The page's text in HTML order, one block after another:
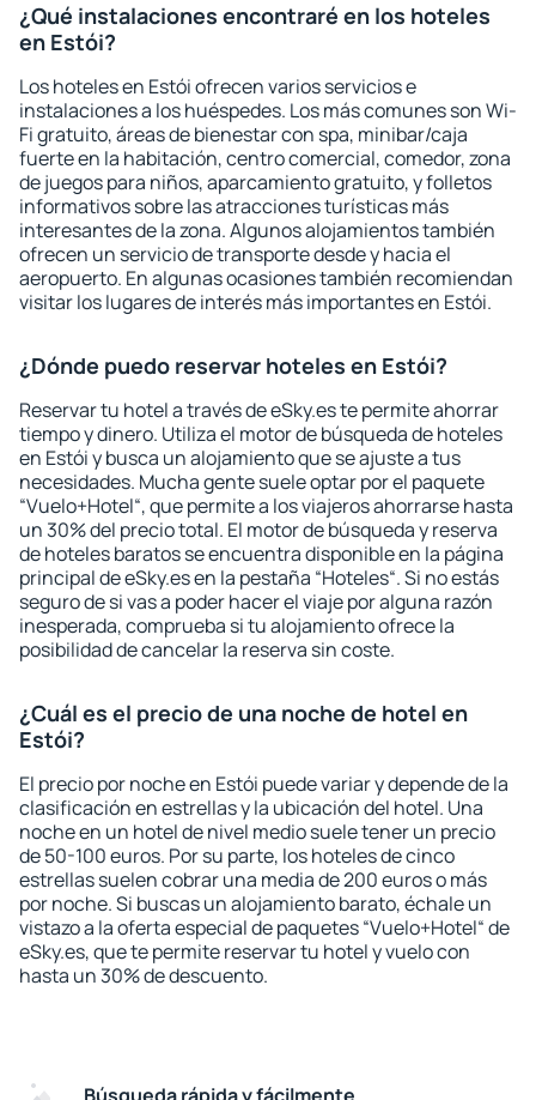
¿Qué instalaciones encontraré en los hoteles
en Estói?
Los hoteles en Estói ofrecen varios servicios e
instalaciones a los huéspedes. Los más comunes son Wi-
Fi gratuito, áreas de bienestar con spa, minibar/caja
fuerte en la habitación, centro comercial, comedor, zona
de juegos para niños, aparcamiento gratuito, y folletos
informativos sobre las atracciones turísticas más
interesantes de la zona. Algunos alojamientos también
ofrecen un servicio de transporte desde y hacia el
aeropuerto. En algunas ocasiones también recomiendan
visitar los lugares de interés más importantes en Estói.
¿Dónde puedo reservar hoteles en Estói?
Reservar tu hotel a través de eSky.es te permite ahorrar
tiempo y dinero. Utiliza el motor de búsqueda de hoteles
en Estói y busca un alojamiento que se ajuste a tus
necesidades. Mucha gente suele optar por el paquete
“Vuelo+Hotel“, que permite a los viajeros ahorrarse hasta
un 30% del precio total. El motor de búsqueda y reserva
de hoteles baratos se encuentra disponible en la página
principal de eSky.es en la pestaña “Hoteles“. Si no estás
seguro de si vas a poder hacer el viaje por alguna razón
inesperada, comprueba si tu alojamiento ofrece la
posibilidad de cancelar la reserva sin coste.
¿Cuál es el precio de una noche de hotel en
Estói?
El precio por noche en Estói puede variar y depende de la
clasificación en estrellas y la ubicación del hotel. Una
noche en un hotel de nivel medio suele tener un precio
de 50-100 euros. Por su parte, los hoteles de cinco
estrellas suelen cobrar una media de 200 euros o más
por noche. Si buscas un alojamiento barato, échale un
vistazo a la oferta especial de paquetes “Vuelo+Hotel“ de
eSky.es, que te permite reservar tu hotel y vuelo con
hasta un 30% de descuento.